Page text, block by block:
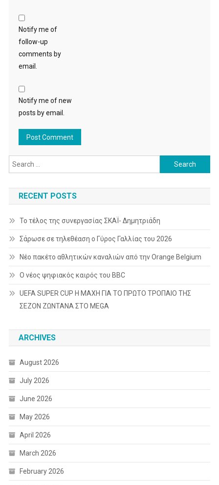
Notify me of
follow-up
comments by
email.
Notify me of new
posts by email.
Search
for:
RECENT POSTS
Το τέλος της συνεργασίας ΣΚΑΪ- Δημητριάδη
Σάρωσε σε τηλεθέαση ο Γύρος Γαλλίας του 2026
Νέο πακέτο αθλητικών καναλιών από την Orange Belgium
Ο νέος ψηφιακός καιρός του BBC
UEFA SUPER CUP Η ΜΑΧΗ ΓΙΑ ΤΟ ΠΡΩΤΟ ΤΡΟΠΑΙΟ ΤΗΣ
ΣΕΖΟΝ ΖΩΝΤΑΝΑ ΣΤΟ MEGA
ARCHIVES
August 2026
July 2026
June 2026
May 2026
April 2026
March 2026
February 2026